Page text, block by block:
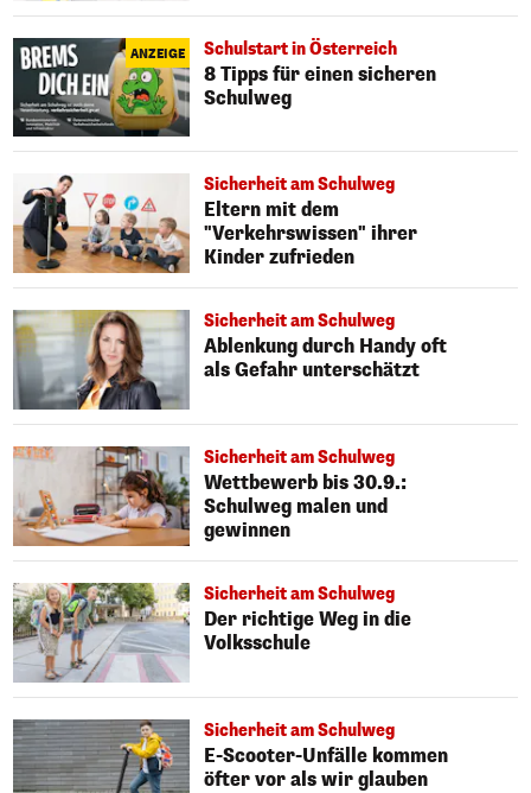
ANZEIGE Schulstart in Österreich
8 Tipps für einen sicheren
Schulweg
Sicherheit am Schulweg
Eltern mit dem
"Verkehrswissen" ihrer
Kinder zufrieden
Sicherheit am Schulweg
Ablenkung durch Handy oft
als Gefahr unterschätzt
Sicherheit am Schulweg
Wettbewerb bis 30.9.:
Schulweg malen und
gewinnen
Sicherheit am Schulweg
Der richtige Weg in die
Volksschule
Sicherheit am Schulweg
E-Scooter-Unfälle kommen
öfter vor als wir glauben